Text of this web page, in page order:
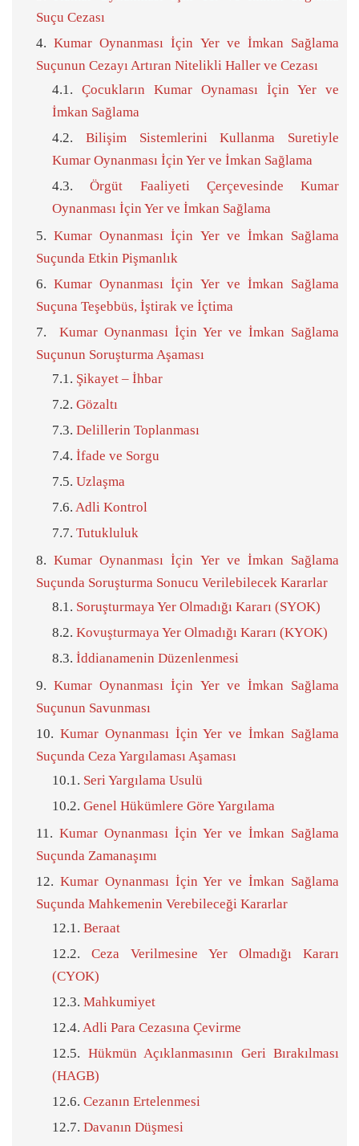
Suçu Cezası
Kumar Oynanması İçin Yer ve İmkan Sağlama
Suçunun Cezayı Artıran Nitelikli Haller ve Cezası
Çocukların Kumar Oynaması İçin Yer ve
İmkan Sağlama
Bilişim Sistemlerini Kullanma Suretiyle
Kumar Oynanması İçin Yer ve İmkan Sağlama
Örgüt Faaliyeti Çerçevesinde Kumar
Oynanması İçin Yer ve İmkan Sağlama
Kumar Oynanması İçin Yer ve İmkan Sağlama
Suçunda Etkin Pişmanlık
Kumar Oynanması İçin Yer ve İmkan Sağlama
Suçuna Teşebbüs, İştirak ve İçtima
Kumar Oynanması İçin Yer ve İmkan Sağlama
Suçunun Soruşturma Aşaması
Şikayet – İhbar
Gözaltı
Delillerin Toplanması
İfade ve Sorgu
Uzlaşma
Adli Kontrol
Tutukluluk
Kumar Oynanması İçin Yer ve İmkan Sağlama
Suçunda Soruşturma Sonucu Verilebilecek Kararlar
Soruşturmaya Yer Olmadığı Kararı (SYOK)
Kovuşturmaya Yer Olmadığı Kararı (KYOK)
İddianamenin Düzenlenmesi
Kumar Oynanması İçin Yer ve İmkan Sağlama
Suçunun Savunması
Kumar Oynanması İçin Yer ve İmkan Sağlama
Suçunda Ceza Yargılaması Aşaması
Seri Yargılama Usulü
Genel Hükümlere Göre Yargılama
Kumar Oynanması İçin Yer ve İmkan Sağlama
Suçunda Zamanaşımı
Kumar Oynanması İçin Yer ve İmkan Sağlama
Suçunda Mahkemenin Verebileceği Kararlar
Beraat
Ceza Verilmesine Yer Olmadığı Kararı
(CYOK)
Mahkumiyet
Adli Para Cezasına Çevirme
Hükmün Açıklanmasının Geri Bırakılması
(HAGB)
Cezanın Ertelenmesi
Davanın Düşmesi